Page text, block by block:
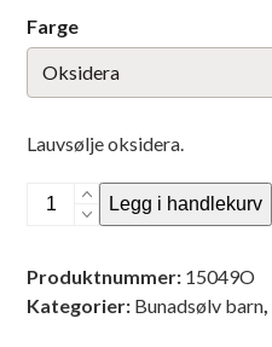
Farge
Lauvsølje oksidera.
Lauvsølje
-
8
Legg i handlekurv
Produktnummer: 15049O
Kategorier: Bunadsølv barn,